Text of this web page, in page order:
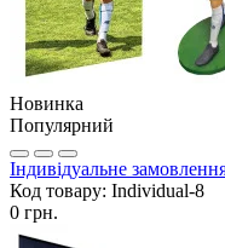
Новинка
Популярний
Індивідуальне
Код товару: Individual-8
0 грн.